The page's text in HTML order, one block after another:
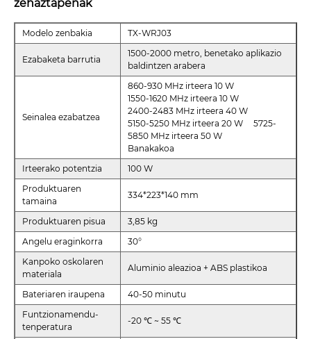
zehaztapenak
Modelo zenbakia TX-WRJ03
Ezabaketa barrutia
1500-2000 metro, benetako aplikazio
baldintzen arabera
Seinalea ezabatzea
860-930 MHz irteera 10 W
1550-1620 MHz irteera 10 W
2400-2483 MHz irteera 40 W
5150-5250 MHz irteera 20 W 5725-
5850 MHz irteera 50 W
Banakakoa
Irteerako potentzia
100 W
Produktuaren
tamaina
334*223*140 mm
Produktuaren pisua
3,85 kg
Angelu eraginkorra
30°
Kanpoko oskolaren
materiala
Aluminio aleazioa + ABS plastikoa
Bateriaren iraupena
40-50 minutu
Funtzionamendu-
tenperatura
-20 ℃ ~ 55 ℃